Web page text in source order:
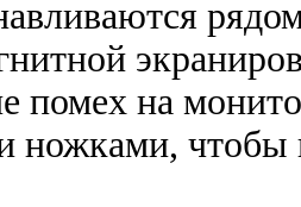
помех на
ножками, чтобы